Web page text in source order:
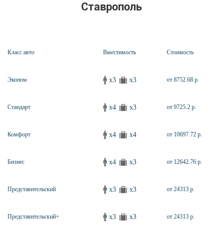
Ставрополь
Класс авто Вместимость Стоимость
Эконом x3 x3 от 8752.68 р.
Стандарт x4 x3 от 9725.2 р.
Комфорт x4 x4 от 10697.72 р.
Бизнес x4 x3 от 12642.76 р.
Представительский x3 x3 от 24313 р.
Представительский+ x3 x3 от 24313 р.